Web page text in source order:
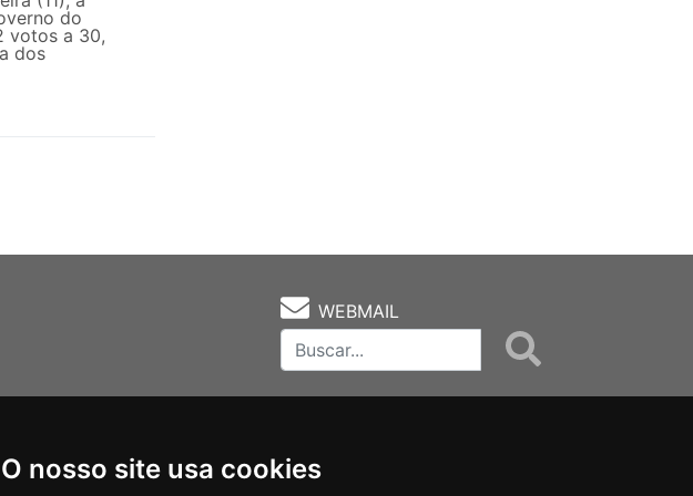
O nosso site usa cookies
do
votos a 30,
dos
WEBMAIL